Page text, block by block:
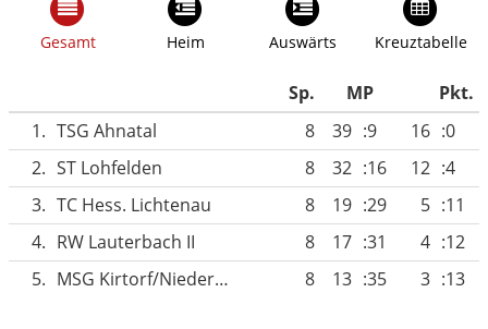
Gesamt Heim Auswärts Kreuztabelle
Sp. MP
Pkt.
1. TSG Ahnatal 8 39 :9 16 :0
2. ST Lohfelden 8 32 :16 12 :4
3. TC Hess. Lichtenau 8 19 :29 5 :11
4. RW Lauterbach II 8 17 :31 4 :12
5.
MSG Kirtorf/Niederklein/Homberg 8 13 :35 3 :13